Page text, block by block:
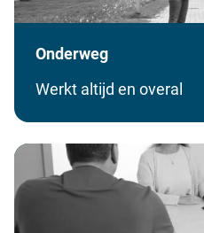
Onderweg
Werkt altijd en overal